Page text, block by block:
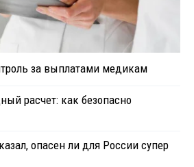
за выплатами медикам
расчет: как безопасно
опасен ли для России супер